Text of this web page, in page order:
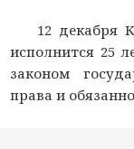
12 декабря
исполнится 25
законом
права и